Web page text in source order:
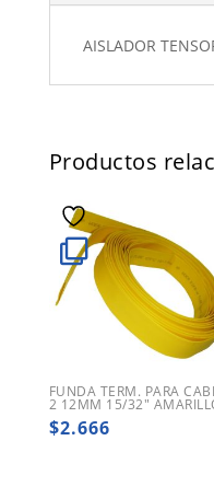
AISLADOR
Productos
FUNDA TERM. PARA
2 12MM 15/32″
$2.666